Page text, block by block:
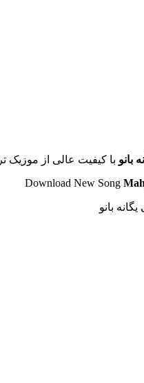
بانو با کیفیت عالی از موزیک
Download New Song